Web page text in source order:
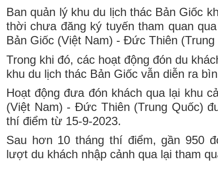
Ban quản lý khu du lịch thác Bản Giốc
thời chưa đăng ký tuyến tham quan
Bản Giốc (Việt Nam) - Đức Thiên (Trung
Trong khi đó, các hoạt động đón du
khu du lịch thác Bản Giốc vẫn diễn ra
Hoạt động đưa đón khách qua lại khu
(Việt Nam) - Đức Thiên (Trung Quốc)
thí điểm từ 15-9-2023.
Sau hơn 10 tháng thí điểm, gần 950
lượt du khách nhập cảnh qua lại tham